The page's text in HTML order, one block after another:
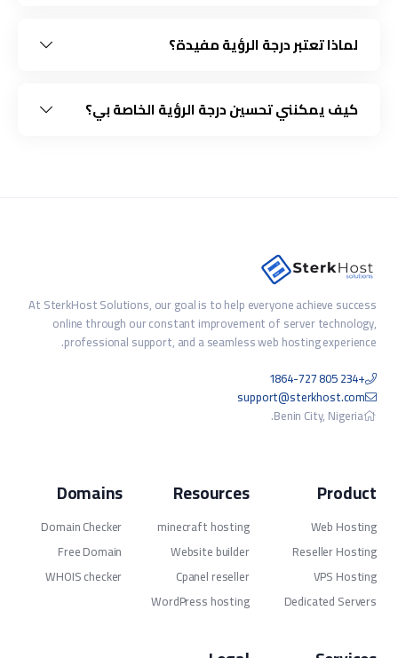
لماذا تعتبر درجة الرؤية مفيدة؟
كيف يمكنني تحسين درجة الرؤية الخاصة بي؟
At SterkHost Solutions, our goal is to help everyone achieve success
online through our constant improvement of server technology,
professional support, and a seamless web hosting experience.
+234 805 1864-727
support@sterkhost.com
Benin City, Nigeria.
Product
Web Hosting
Reseller Hosting
VPS Hosting
Dedicated Servers
Resources
minecraft hosting
Website builder
Cpanel reseller
WordPress hosting
Domains
Domain Checker
Free Domain
WHOIS checker